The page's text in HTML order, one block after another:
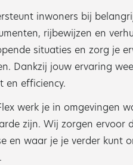
inwoners bij
rijbewijzen en
situaties en zorg je
Dankzij jouw ervaring
en efficiency.
werk je in omgevingen
zijn. Wij zorgen
en waar je je verder kunt